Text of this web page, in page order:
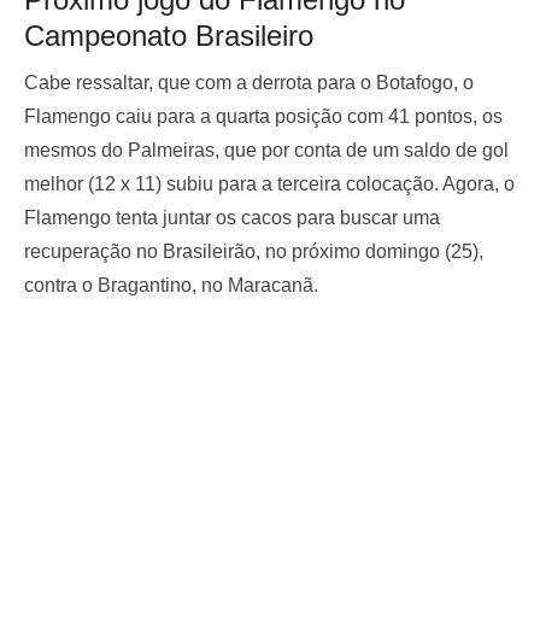
Campeonato Brasileiro
Cabe ressaltar, que com a derrota para o Botafogo, o
Flamengo caiu para a quarta posição com 41 pontos, os
mesmos do Palmeiras, que por conta de um saldo de gol
melhor (12 x 11) subiu para a terceira colocação. Agora, o
Flamengo tenta juntar os cacos para buscar uma
recuperação no Brasileirão, no próximo domingo (25),
contra o Bragantino, no Maracanã.